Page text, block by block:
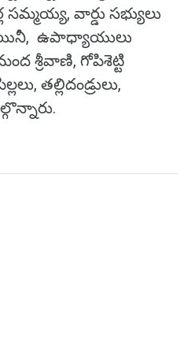
వార్డు సభ్యులు
ఉపాధ్యాయులు
శ్రీవాణి, గోపిశెట్టి
తల్లిదండ్రులు,